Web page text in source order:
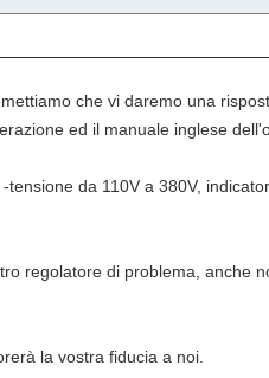
che vi daremo una
ed il manuale inglese
da 110V a 380V,
regolatore di problema, anche
la vostra fiducia a noi.